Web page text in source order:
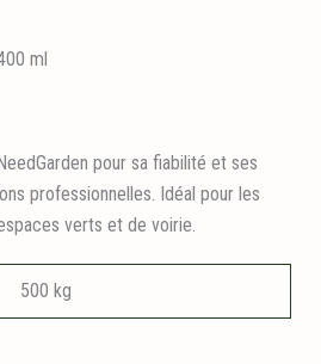
ml
pour sa fiabilité et ses
professionnelles. Idéal pour les
verts et de voirie.
500 kg